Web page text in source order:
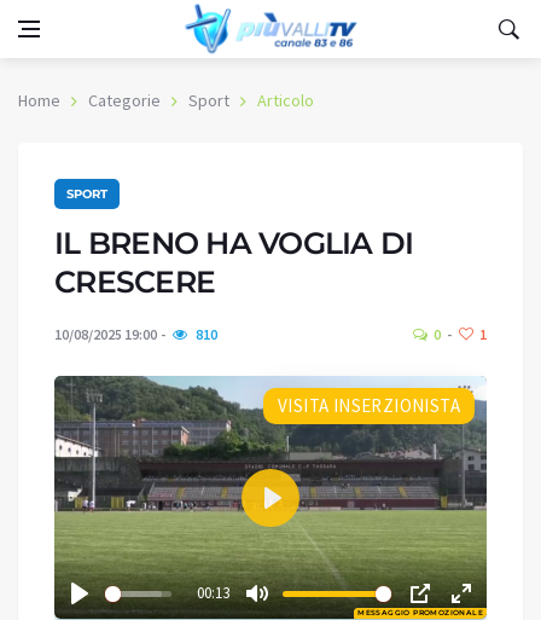
Home Categorie Sport Articolo
SPORT
IL BRENO HA VOGLIA DI
CRESCERE
10/08/2025 19:00 810 0 1
MESSAGGIO PROMOZIONALE
VISITA INSERZIONISTA
00:13
Play
02:36